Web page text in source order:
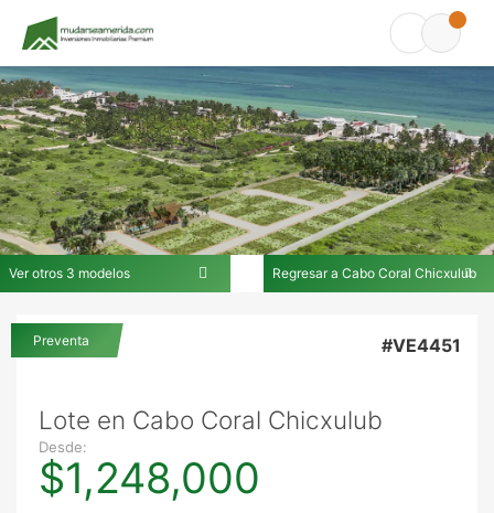
Ver otros 3 modelos Regresar a Cabo Coral Chicxulub
Preventa
En Cabo Coral Chicxulub
Lote en Cabo Coral Chicxulub
Desde:
$1,248,000
#VE4451